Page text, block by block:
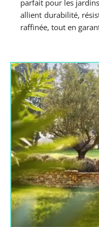
parfait pour les
allient durabilité,
raffinée, tout en